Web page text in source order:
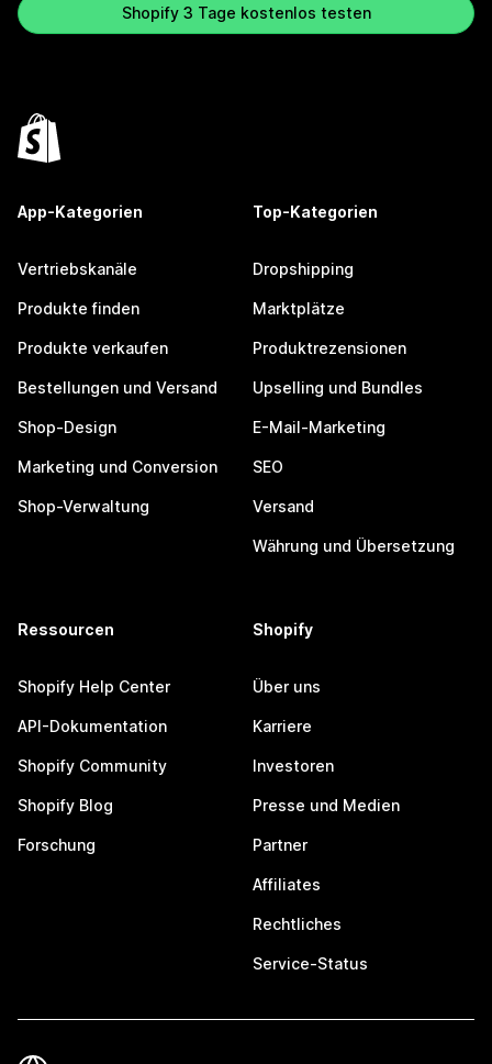
Shopify 3 Tage kostenlos testen
App-Kategorien
Vertriebskanäle
Produkte finden
Produkte verkaufen
Bestellungen und Versand
Shop-Design
Marketing und Conversion
Shop-Verwaltung
Top-Kategorien
Dropshipping
Marktplätze
Produktrezensionen
Upselling und Bundles
E-Mail-Marketing
SEO
Versand
Währung und Übersetzung
Ressourcen
Shopify Help Center
API-Dokumentation
Shopify Community
Shopify Blog
Forschung
Shopify
Über uns
Karriere
Investoren
Presse und Medien
Partner
Affiliates
Rechtliches
Service-Status